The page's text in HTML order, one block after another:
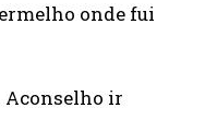
onde fui
Aconselho ir